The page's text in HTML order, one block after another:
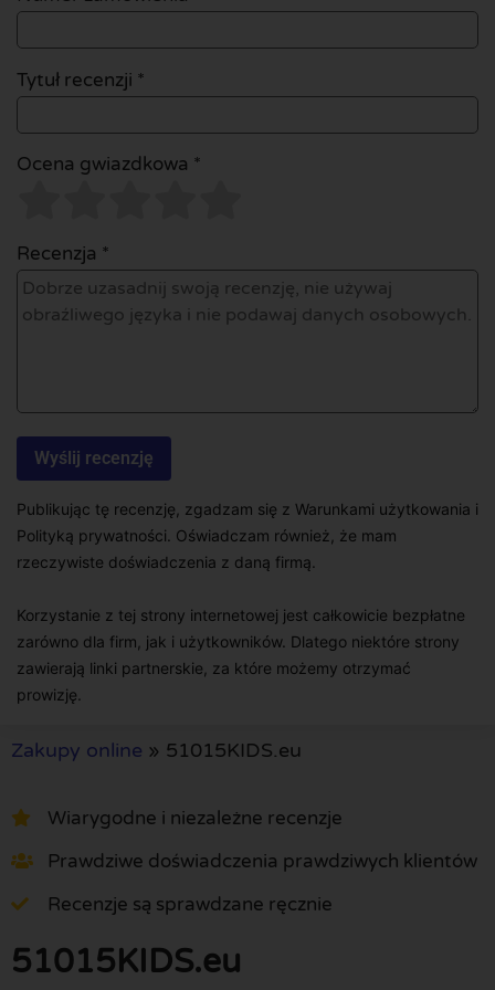
Tytuł recenzji *
Ocena gwiazdkowa *
Recenzja *
Publikując tę recenzję, zgadzam się z Warunkami użytkowania i
Polityką prywatności. Oświadczam również, że mam
rzeczywiste doświadczenia z daną firmą.
Korzystanie z tej strony internetowej jest całkowicie bezpłatne
zarówno dla firm, jak i użytkowników. Dlatego niektóre strony
zawierają linki partnerskie, za które możemy otrzymać
prowizję.
Zakupy online » 51015KIDS.eu
Wiarygodne i niezależne recenzje
Prawdziwe doświadczenia prawdziwych klientów
Recenzje są sprawdzane ręcznie
51015KIDS.eu